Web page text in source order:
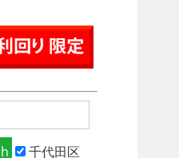
千代田区